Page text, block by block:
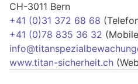
CH-3011 Bern
+41 (0)31 372 68 68
+41 (0)78 835 36 32
www.titan-sicherheit.ch